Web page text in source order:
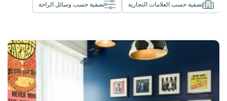
تصفية حسب العلامات التجارية تصفية حسب وسائل الراحة